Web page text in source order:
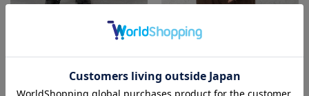
全3色
イスト ワイドパンツ 無地 【レディ
ルジャケット リネンライクメランジ
生地 無地 SOFFICE 春夏【レディー